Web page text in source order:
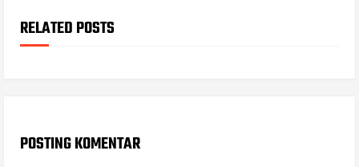
RELATED POSTS
POSTING KOMENTAR